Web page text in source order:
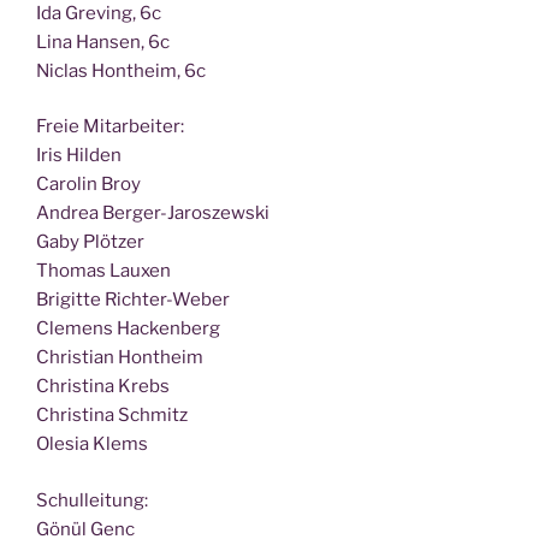
Ida Gre­ving, 6c
Lina Han­sen, 6c
Nic­las Hont­heim, 6c
Freie Mit­ar­bei­ter:
Iris Hilden
Caro­lin Broy
Andrea Berger-Jaroszewski
Gaby Plötzer
Tho­mas Lauxen
Bri­git­te Richter-Weber
Cle­mens Hackenberg
Chris­ti­an Hontheim
Chris­ti­na Krebs
Chris­ti­na Schmitz
Ole­sia Klems
Schul­lei­tung:
Gönül Genc